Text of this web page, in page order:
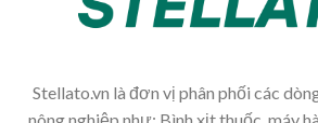
Stellato.vn là đơn vị phân phối các